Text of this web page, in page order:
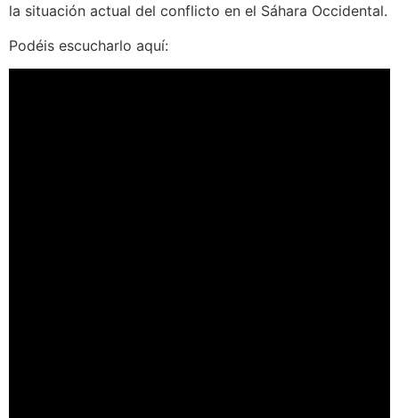
la situación actual del conflicto en el Sáhara Occidental.
Podéis escucharlo aquí: